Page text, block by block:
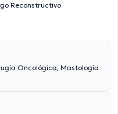
Reconstructivo
Oncológica, Mastología